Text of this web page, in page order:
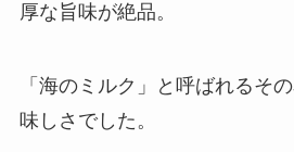
厚な旨味が絶品。
「海のミルク」と呼ばれるそ
味しさでした。